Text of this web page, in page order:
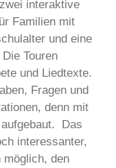
interaktive
Familien mit
und eine
Touren
und Liedtexte.
Fragen und
denn mit
aufgebaut. Das
interessanter,
möglich, den